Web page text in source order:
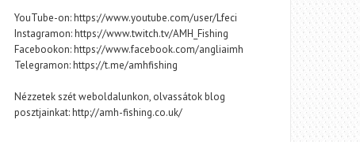
YouTube-on: https://www.youtube.com/user/Lfeci
Instagramon: https://www.twitch.tv/AMH_Fishing
Facebookon: https://www.facebook.com/angliaimh
Telegramon: https://t.me/amhfishing
Nézzetek szét weboldalunkon, olvassátok blog
posztjainkat: http://amh-fishing.co.uk/